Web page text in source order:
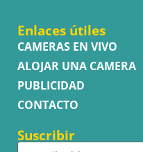
Enlaces útiles
CAMERAS EN VIVO
ALOJAR UNA CAMERA
PUBLICIDAD
CONTACTO
Suscribir